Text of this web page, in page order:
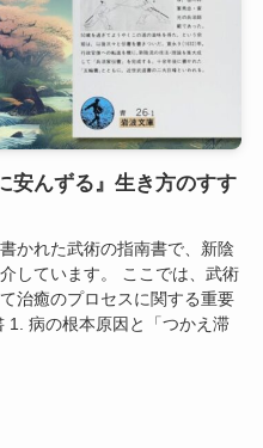
安んずる』生き方のすす
かれた武術の指南書で、新陰
しています。 ここでは、武術
治癒のプロセスに関する重要
1. 病の根本原因と「つかえ滞